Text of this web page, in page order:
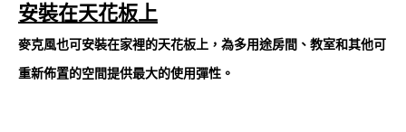
安裝在天花板上
麥克風也可安裝在家裡的天花板上，為多用途房間、教室和其他可
重新佈置的空間提供最大的使用彈性。